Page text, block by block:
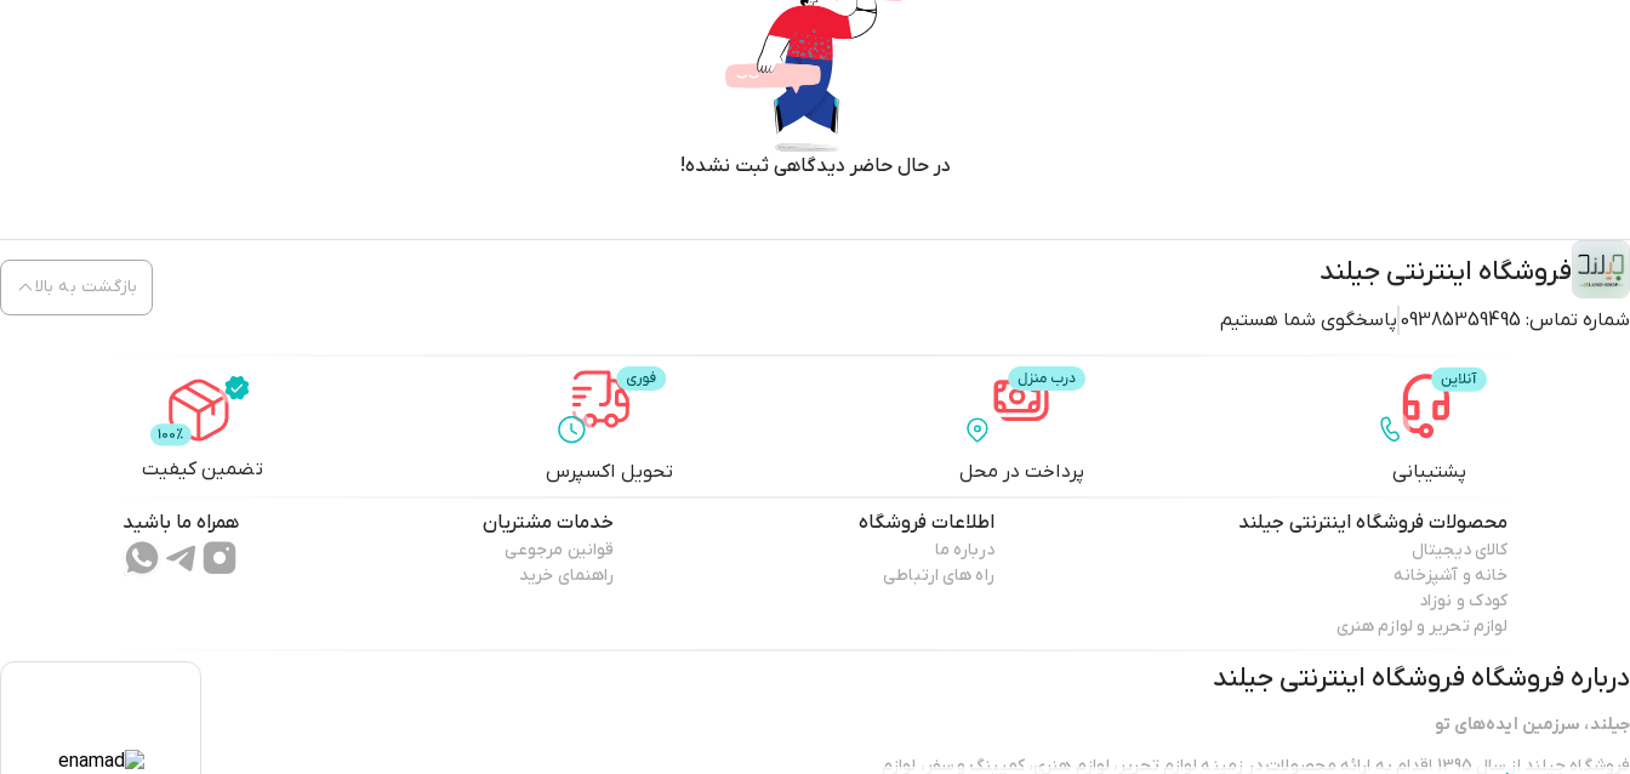
در حال حاضر دیدگاهی ثبت نشده!
فروشگاه اینترنتی جیلند
شماره تماس: 09385359495 پاسخگوی شما هستیم
بازگشت به بالا
پشتیبانی پرداخت در محل تحویل اکسپرس تضمین کیفیت
محصولات فروشگاه اینترنتی جیلند
کالای دیجیتال
خانه و آشپزخانه
کودک و نوزاد
لوازم تحریر و لوازم هنری
اطلاعات فروشگاه
درباره ما
راه های ارتباطی
خدمات مشتریان
قوانین مرجوعی
راهنمای خرید
همراه ما باشید
درباره فروشگاه فروشگاه اینترنتی جیلند
جیلند، سرزمین ایده‌های تو
فروشگاه جیلند از سال 1395 اقدام به ارائه محصولات در زمینه لوازم تحریر، لوازم هنری، کمپینگ و سفر، لوازم